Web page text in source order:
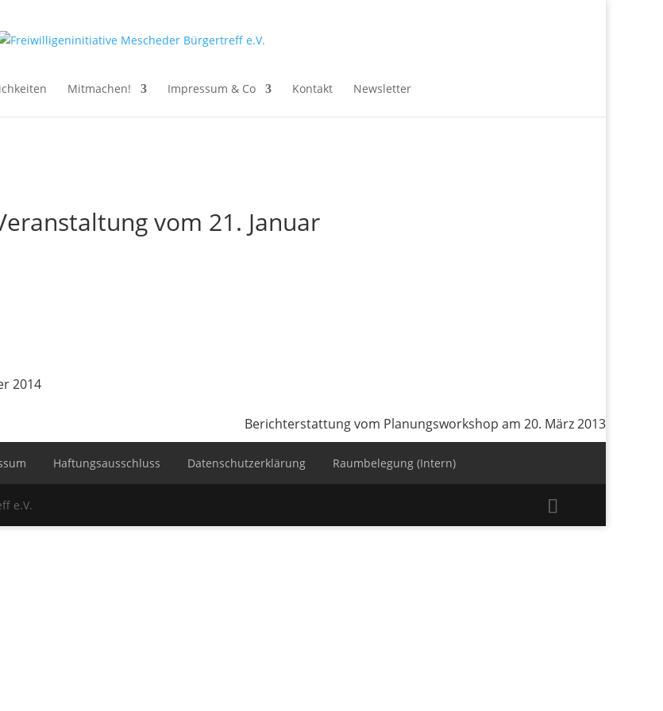
Mitmachen! Impressum & Co Kontakt Newsletter
vom 21. Januar
2014
Berichterstattung vom Planungsworkshop am 20. März 2013
Haftungsausschluss Datenschutzerklärung Raumbelegung (Intern)
e.V.